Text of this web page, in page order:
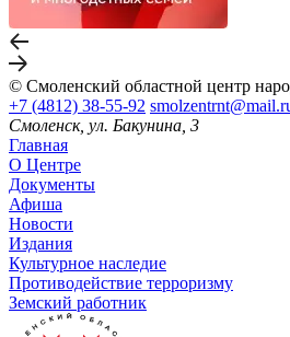
© Смоленский областной центр
+7 (4812) 38-55-92
Смоленск, ул. Бакунина, 3
Главная
О Центре
Документы
Афиша
Новости
Издания
Культурное наследие
Противодействие терроризму
Земский работник